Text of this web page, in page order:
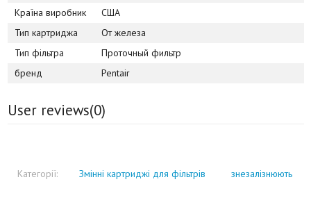
Країна виробник
США
Тип картриджа
От железа
Тип фільтра
Проточный фильтр
бренд
Pentair
User reviews(0)
Категорії: Змінні картриджі для фільтрів знезалізнюють